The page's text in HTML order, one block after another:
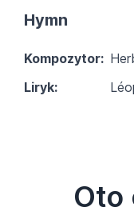
Hymn
Kompozytor:
Liryk:
Oto